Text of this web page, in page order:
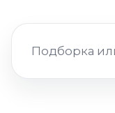
Подборка